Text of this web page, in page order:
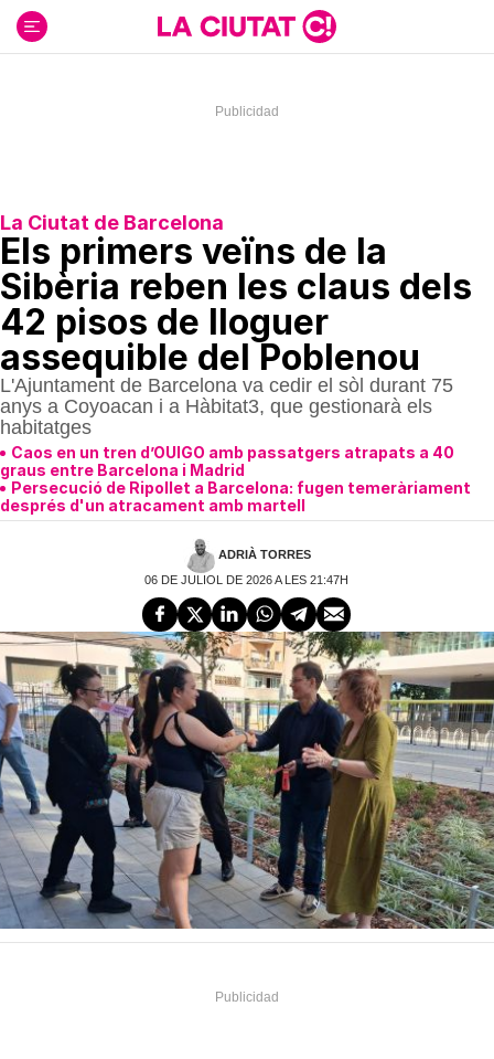
contenido
La Ciutat de Barcelona
Els primers veïns de la
Sibèria reben les claus dels
42 pisos de lloguer
assequible del Poblenou
L'Ajuntament de Barcelona va cedir el sòl durant 75
anys a Coyoacan i a Hàbitat3, que gestionarà els
habitatges
Caos en un tren d’OUIGO amb passatgers atrapats a 40
graus entre Barcelona i Madrid
Persecució de Ripollet a Barcelona: fugen temeràriament
després d'un atracament amb martell
ADRIÀ TORRES
06 DE JULIOL DE 2026 A LES 21:47H